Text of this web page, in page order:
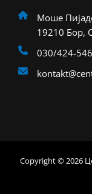
Моше
19210 Бор,
030/424-546
Copyright © 2026